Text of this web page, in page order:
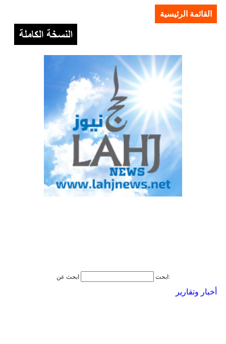
القائمة الرئيسية
ابحث ابحث عن:
أخبار وتقارير